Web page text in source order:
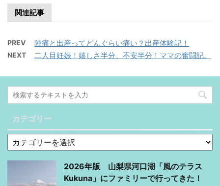
関連記事
PREV 陣痛と出産ってどんぐらい痛い？出産体験記！
NEXT 二人目妊娠！嬉しさ半分、不安半分！ママの奮闘記。
カテゴリー
2026年版 山梨県河口湖「風のテラス
Kukuna」にファミリーで行ってきた！